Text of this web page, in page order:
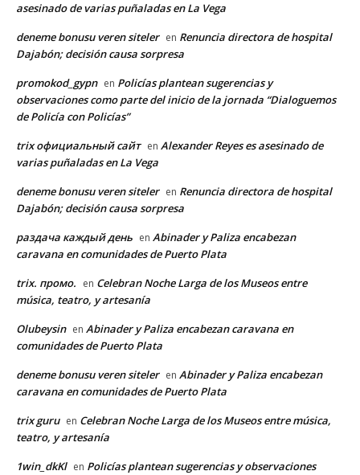
asesinado de varias puñaladas en La Vega
deneme bonusu veren siteler en Renuncia directora de hospital
Dajabón; decisión causa sorpresa
promokod_gypn en Policías plantean sugerencias y
observaciones como parte del inicio de la jornada “Dialoguemos
de Policía con Policías”
trix официальный сайт en Alexander Reyes es asesinado de
varias puñaladas en La Vega
deneme bonusu veren siteler en Renuncia directora de hospital
Dajabón; decisión causa sorpresa
раздача каждый день en Abinader y Paliza encabezan
caravana en comunidades de Puerto Plata
trix. промо. en Celebran Noche Larga de los Museos entre
música, teatro, y artesanía
Olubeysin en Abinader y Paliza encabezan caravana en
comunidades de Puerto Plata
deneme bonusu veren siteler en Abinader y Paliza encabezan
caravana en comunidades de Puerto Plata
trix guru en Celebran Noche Larga de los Museos entre música,
teatro, y artesanía
1win_dkKl en Policías plantean sugerencias y observaciones